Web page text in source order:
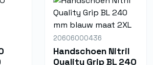
20606000436
Handschoen Nitril
Quality Grip BL 240